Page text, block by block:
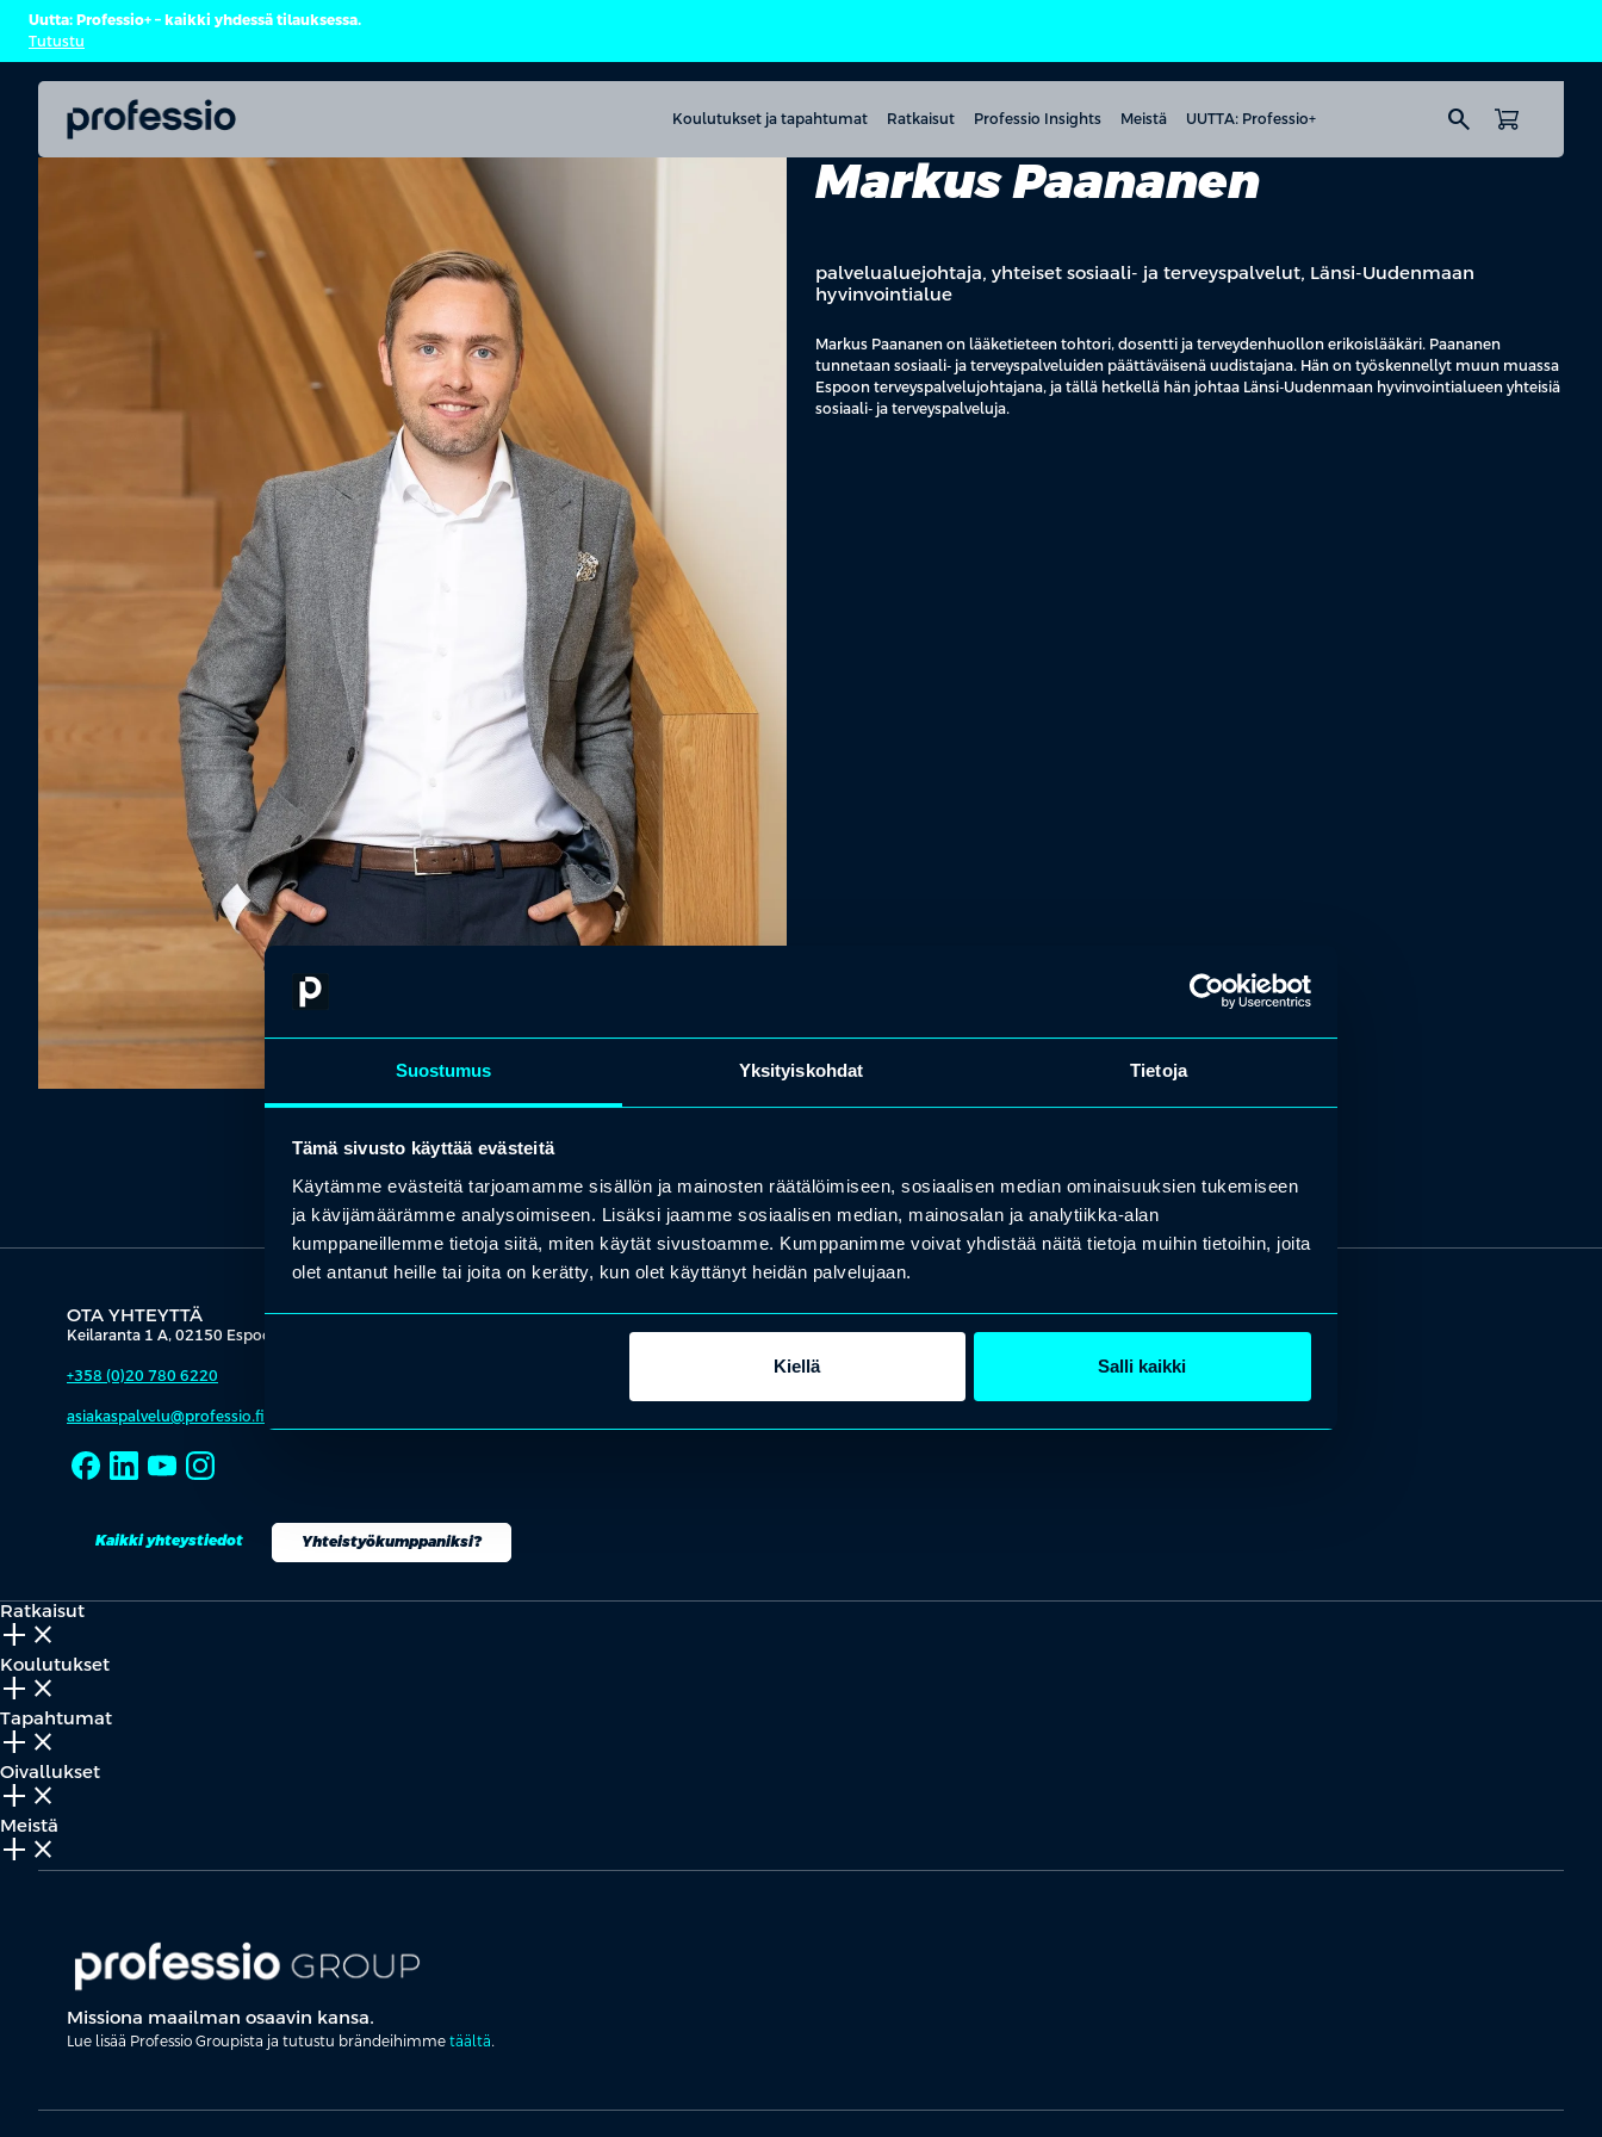
Suostumus Yksityiskohdat Tietoja
Tämä sivusto käyttää evästeitä
Käytämme evästeitä tarjoamamme sisällön ja mainosten räätälöimiseen, sosiaalisen median ominaisuuksien tukemiseen
ja kävijämäärämme analysoimiseen. Lisäksi jaamme sosiaalisen median, mainosalan ja analytiikka-alan
kumppaneillemme tietoja siitä, miten käytät sivustoamme. Kumppanimme voivat yhdistää näitä tietoja muihin tietoihin, joita
olet antanut heille tai joita on kerätty, kun olet käyttänyt heidän palvelujaan.
Kiellä Salli kaikki
Uutta: Professio+ – kaikki yhdessä tilauksessa.
Tutustu
Koulutukset ja tapahtumat Ratkaisut Professio Insights Meistä UUTTA: Professio+ search
Markus Paananen
palvelualuejohtaja, yhteiset sosiaali- ja terveyspalvelut, Länsi-Uudenmaan
hyvinvointialue
Markus Paananen on lääketieteen tohtori, dosentti ja terveydenhuollon erikoislääkäri. Paananen
tunnetaan sosiaali- ja terveyspalveluiden päättäväisenä uudistajana. Hän on työskennellyt muun muassa
Espoon terveyspalvelujohtajana, ja tällä hetkellä hän johtaa Länsi-Uudenmaan hyvinvointialueen yhteisiä
sosiaali- ja terveyspalveluja.
OTA YHTEYTTÄ
Keilaranta 1 A, 02150 Espoo
+358 (0)20 780 6220
asiakaspalvelu@professio.fi
Kaikki yhteystiedot Yhteistyökumppaniksi?
Ratkaisut
add_2 close
Koulutukset
add_2 close
Tapahtumat
add_2 close
Oivallukset
add_2 close
Meistä
add_2 close
Missiona maailman osaavin kansa.
Lue lisää Professio Groupista ja tutustu brändeihimme täältä.